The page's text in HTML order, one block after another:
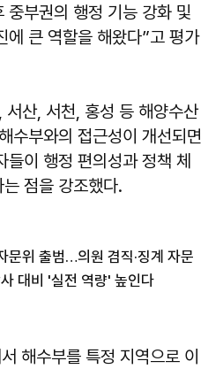
중부권의 행정 기능 강화 및
에 큰 역할을 해왔다”고 평가
서산, 서천, 홍성 등 해양수산
수부와의 접근성이 개선되면
이 행정 편의성과 정책 체
점을 강조했다.
문위 출범…의원 겸직·징계 자문
대비 '실전 역량' 높인다
해수부를 특정 지역으로 이